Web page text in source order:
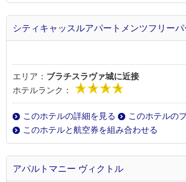
シティキャッスルアパートメンツフリー
エリア： ブラチスラヴァ城に近接
ホテルランク：
このホテルの詳細を見る
このホテルの
このホテルと航空券を組み合わせる
アパルトマニー ヴィクトル